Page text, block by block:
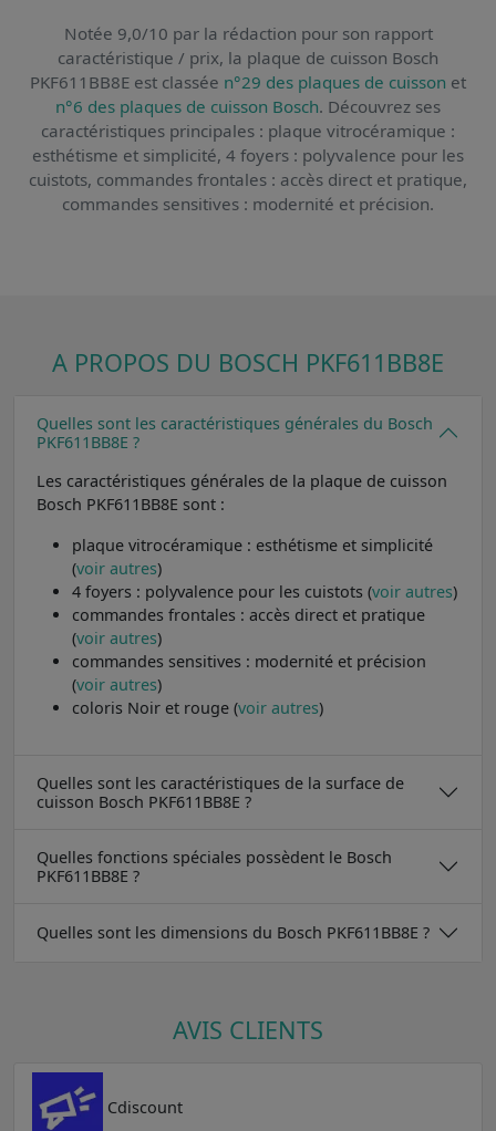
Notée 9,0/10 par la rédaction pour son rapport
caractéristique / prix, la plaque de cuisson Bosch
PKF611BB8E est classée n°29 des plaques de cuisson et
n°6 des plaques de cuisson Bosch. Découvrez ses
caractéristiques principales : plaque vitrocéramique :
esthétisme et simplicité, 4 foyers : polyvalence pour les
cuistots, commandes frontales : accès direct et pratique,
commandes sensitives : modernité et précision.
A PROPOS DU BOSCH PKF611BB8E
Quelles sont les caractéristiques générales du Bosch
PKF611BB8E ?
Les caractéristiques générales de la plaque de cuisson
Bosch PKF611BB8E sont :
plaque vitrocéramique : esthétisme et simplicité
(voir autres)
4 foyers : polyvalence pour les cuistots (voir autres)
commandes frontales : accès direct et pratique
(voir autres)
commandes sensitives : modernité et précision
(voir autres)
coloris Noir et rouge (voir autres)
Quelles sont les caractéristiques de la surface de
cuisson Bosch PKF611BB8E ?
Quelles fonctions spéciales possèdent le Bosch
PKF611BB8E ?
Quelles sont les dimensions du Bosch PKF611BB8E ?
AVIS CLIENTS
Cdiscount